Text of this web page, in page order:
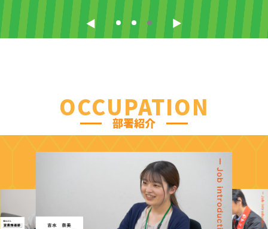
OCCUPATION
部署紹介